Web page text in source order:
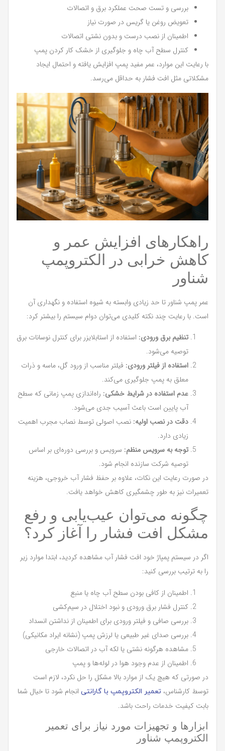
بررسی و تست صحت عملکرد برق و اتصالات
تعویض روغن یا گریس در صورت نیاز
اطمینان از نصب درست و بدون نشتی اتصالات
کنترل سطح آب چاه و جلوگیری از خشک کار کردن پمپ
با رعایت این موارد، عمر مفید پمپ افزایش یافته و احتمال ایجاد
مشکلاتی مثل افت فشار به حداقل می‌رسد.
راهکارهای افزایش عمر و
کاهش خرابی در الکتروپمپ
شناور
عمر پمپ شناور تا حد زیادی وابسته به شیوه استفاده و نگهداری آن
است. با رعایت چند نکته کلیدی می‌توان دوام سیستم را بیشتر کرد:
تنظیم برق ورودی: استفاده از استابلایزر برای کنترل نوسانات برق
توصیه می‌شود.
استفاده از فیلتر ورودی: فیلتر مناسب از ورود گل، ماسه و ذرات
معلق به پمپ جلوگیری می‌کند.
عدم استفاده در شرایط خشکی: راه‌اندازی پمپ زمانی که سطح
آب پایین است باعث آسیب جدی می‌شود.
دقت در نصب اولیه: نصب اصولی توسط نصاب مجرب اهمیت
زیادی دارد.
توجه به سرویس منظم: سرویس و بررسی دوره‌ای بر اساس
توصیه شرکت سازنده انجام شود.
در صورت رعایت این نکات، علاوه بر حفظ فشار آب خروجی، هزینه
تعمیرات نیز به طور چشمگیری کاهش خواهد یافت.
چگونه می‌توان عیب‌یابی و رفع
مشکل افت فشار را آغاز کرد؟
اگر در سیستم پمپاژ خود افت فشار آب مشاهده کردید، ابتدا موارد زیر
را به ترتیب بررسی کنید:
اطمینان از کافی بودن سطح آب چاه یا منبع
کنترل فشار برق ورودی و نبود اختلال در سیم‌کشی
بررسی صافی و فیلتر ورودی برای اطمینان از نداشتن انسداد
بررسی صدای غیر طبیعی یا لرزش پمپ (نشانه ایراد مکانیکی)
مشاهده هرگونه نشتی یا لکه آب در اتصالات خارجی
اطمینان از عدم وجود هوا در لوله‌ها و پمپ
در صورتی که هیچ یک از موارد بالا مشکل را حل نکرد، لازم است
توسط کارشناس، تعمیر الکتروپمپ با گارانتی انجام شود تا خیال شما
بابت کیفیت خدمات راحت باشد.
ابزارها و تجهیزات مورد نیاز برای تعمیر
الکتروپمپ شناور